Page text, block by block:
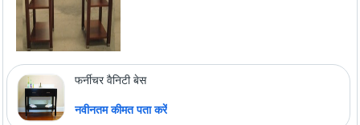
फर्नीचर वैनिटी बेस
नवीनतम कीमत पता करें